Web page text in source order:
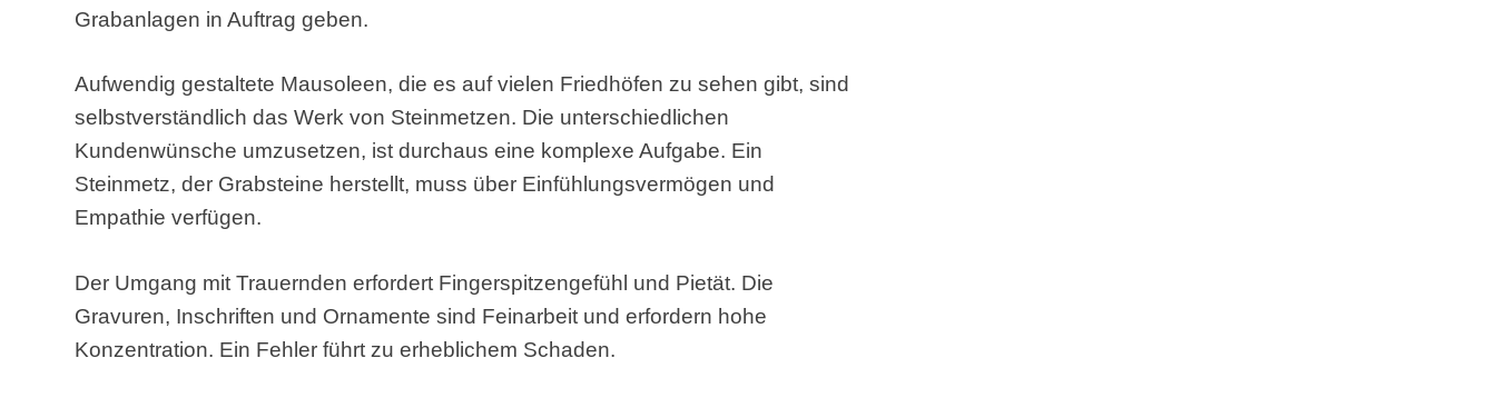
Grabanlagen in Auftrag geben.
Aufwendig gestaltete Mausoleen, die es auf vielen Friedhöfen zu sehen gibt, sind
selbstverständlich das Werk von Steinmetzen. Die unterschiedlichen
Kundenwünsche umzusetzen, ist durchaus eine komplexe Aufgabe. Ein
Steinmetz, der Grabsteine herstellt, muss über Einfühlungsvermögen und
Empathie verfügen.
Der Umgang mit Trauernden erfordert Fingerspitzengefühl und Pietät. Die
Gravuren, Inschriften und Ornamente sind Feinarbeit und erfordern hohe
Konzentration. Ein Fehler führt zu erheblichem Schaden.